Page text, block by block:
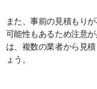
また、事前の見積もり
可能性もあるため注意
は、複数の業者から見
ょう。